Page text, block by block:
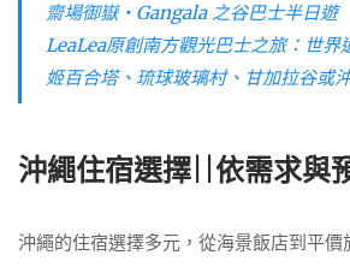
齋場御嶽・Gangala 之谷巴士半日遊
LeaLea原創南方觀光巴士之旅：世界
姬百合塔、琉球玻璃村、甘加拉谷或
沖繩住宿選擇||依需求與
沖繩的住宿選擇多元，從海景飯店到平價